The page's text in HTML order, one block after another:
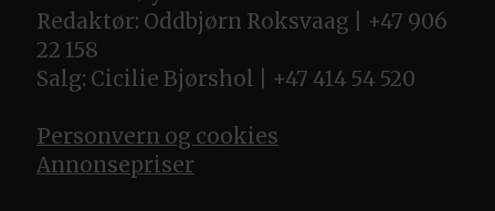
Redaktør: Oddbjørn Roksvaag | +47 906
22 158
Salg: Cicilie Bjørshol | +47 414 54 520
Personvern og cookies
Annonsepriser